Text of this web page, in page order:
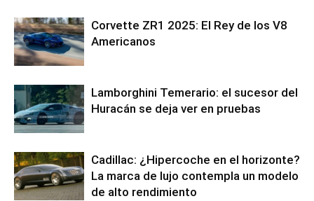
Corvette ZR1 2025: El Rey de los V8
Americanos
Lamborghini Temerario: el sucesor del
Huracán se deja ver en pruebas
Cadillac: ¿Hipercoche en el horizonte?
La marca de lujo contempla un modelo
de alto rendimiento